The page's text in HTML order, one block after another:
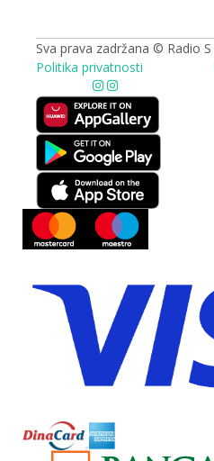
Sva prava zadržana © Radio S
Politika privatnosti